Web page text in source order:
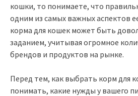
кошки, то понимаете, что
одним из самых важных аспектов
корма для кошек может быть
заданием, учитывая огромное
брендов и продуктов на рынке.
Перед тем, как выбрать корм для
понимать, какие нужды у вашего